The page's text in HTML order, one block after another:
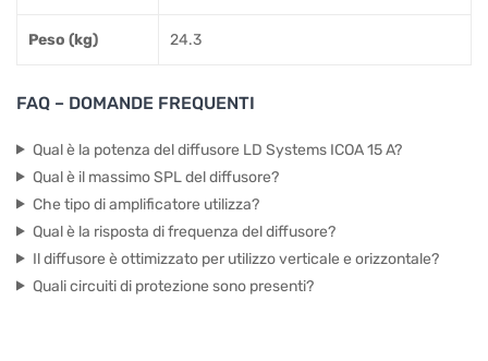
Peso (kg) 24.3
FAQ – DOMANDE FREQUENTI
Qual è la potenza del diffusore LD Systems ICOA 15 A?
Qual è il massimo SPL del diffusore?
Che tipo di amplificatore utilizza?
Qual è la risposta di frequenza del diffusore?
Il diffusore è ottimizzato per utilizzo verticale e orizzontale?
Quali circuiti di protezione sono presenti?